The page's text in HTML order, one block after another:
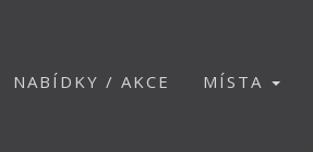
NABÍDKY / AKCE MÍSTA